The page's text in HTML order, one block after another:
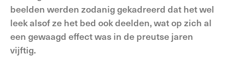
beelden werden zodanig gekadreerd dat het wel
leek alsof ze het bed ook deelden, wat op zich al
een gewaagd effect was in de preutse jaren
vijftig.